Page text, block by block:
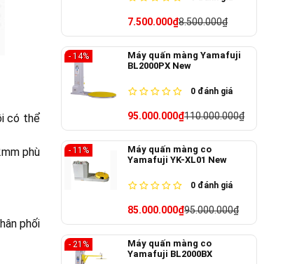
có thể
phù
phối
7.500.000₫8.500.000₫
- 14%
Máy quấn màng Yamafuji
BL2000PX New
0 đánh giá
95.000.000₫110.000.000₫
- 11%
Máy quấn màng co
Yamafuji YK-XL01 New
0 đánh giá
85.000.000₫95.000.000₫
- 21%
Máy quấn màng co
Yamafuji BL2000BX